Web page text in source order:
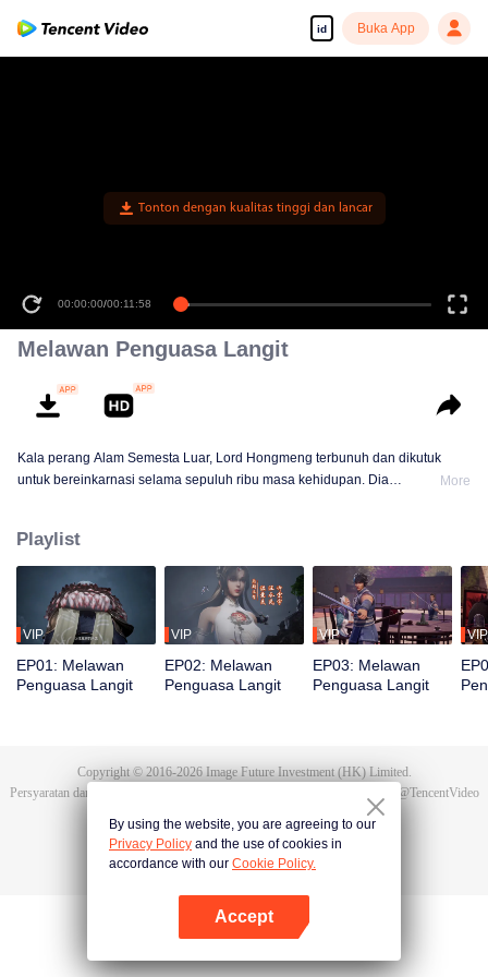
id Buka App
Tonton dengan kualitas tinggi dan lancar
00:00:00/00:11:58
Melawan Penguasa Langit
Kala perang Alam Semesta Luar, Lord Hongmeng terbunuh dan dikutuk
untuk bereinkarnasi selama sepuluh ribu masa kehidupan. Dia
membangkitkan ingatan akan Hongmeng. Kemudian Tan Yun memiliki bakat
tingkat Dewa dan giat berlatih demi meningkatkan kekuatannya. Kemudian
Tan Yun membalas kematian keluarganya dan menyatukan seluruh benua.
More
Playlist
VIP
EP01: Melawan
Penguasa Langit
VIP
EP02: Melawan
Penguasa Langit
VIP
EP03: Melawan
Penguasa Langit
VIP
Copyright © 2016-2026Image Future Investment (HK) Limited.
Persyaratan dan Ketentuan
@TencentVideo
By using the website, you are agreeing to our
Privacy Policy and the use of cookies in
accordance with our Cookie Policy.
Accept